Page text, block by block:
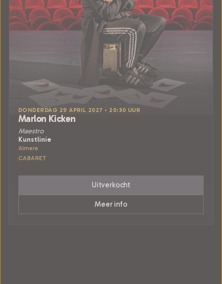
DONDERDAG 29 APRIL 2027 • 20:30 UUR
Marlon Kicken
Maestro
Kunstlinie
Almere
CABARET
Uitverkocht
Meer info